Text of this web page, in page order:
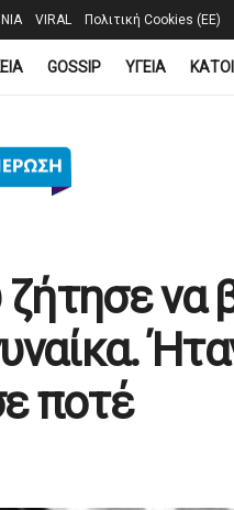
VIRAL Πολιτική Cookies (ΕΕ)
GOSSIP YΓΕΙΑ
να
ποτέ